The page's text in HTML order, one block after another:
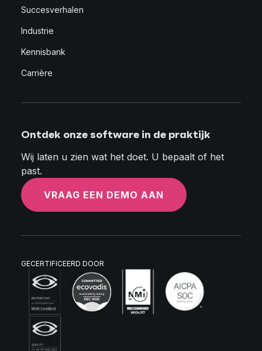
Succesverhalen
Industrie
Kennisbank
Carrière
Ontdek onze software in de praktijk
Wij laten u zien wat het doet. U bepaalt of het
past.
VRAAG EEN DEMO AAN
GECERTIFICEERD DOOR